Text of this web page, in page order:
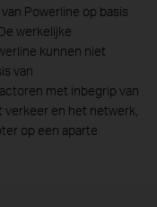
Powerline op basis
werkelijke
kunnen niet
van
met inbegrip van
en het netwerk,
op een aparte